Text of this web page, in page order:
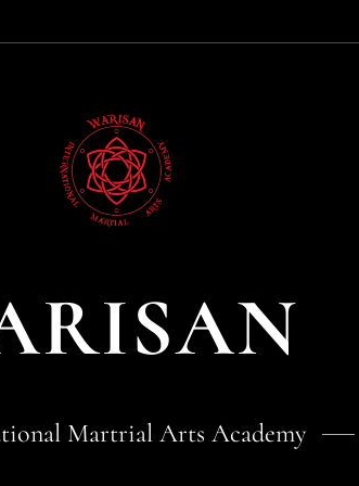
Martrial Arts Academy